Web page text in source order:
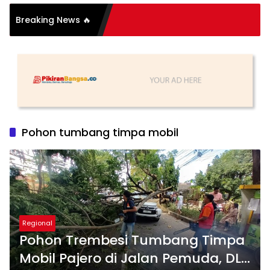
Breaking News 🔥
Pohon tumbang timpa mobil
Regional
Pohon Trembesi Tumbang Timpa
Mobil Pajero di Jalan Pemuda, DLH